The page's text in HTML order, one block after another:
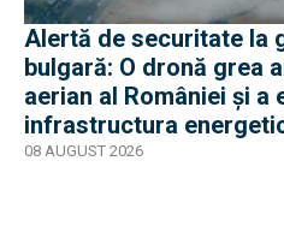
Alertă de securitate la
bulgară: O dronă grea
aerian al României și a
infrastructura
08 AUGUST 2026